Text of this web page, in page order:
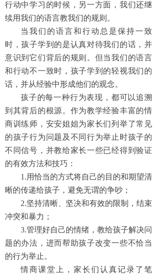
行动中学习的时候，另一方面，我们还继
续用我们的语言教我们的规则。
当我们的语言和行动总是保持一致
时，孩子学到的是认真对待我们的话，并
意识到它们背后的规则。但当我们的语言
和行动不一致时，孩子学到的轻视我们的
话，并从经验中形成他们的观念。
孩子的每一种行为表现，都可以追溯
到其背后的根源。作为教学经验丰富的情
商训练师，安安姐姐为家长们列举了常见
的孩子行为问题及不同行为举止时孩子的
不同信号，并教给家长一些已经得到验证
的有效方法和技巧：
1.用恰当的方式将自己的目的和期望清
晰的传递给孩子，避免无谓的争吵；
2.坚持清晰、坚决和有效的限制，结束
冲突和暴力；
3.管理好自己的情绪，教给孩子解决问
题的办法，进而帮助孩子改变一些不恰当
的行为举止。
情商课堂上，家长们认真记录了笔